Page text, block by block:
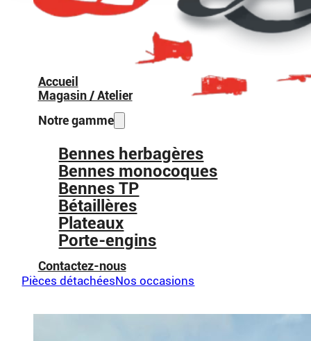
Accueil
Magasin / Atelier
Notre gamme
Bennes herbagères
Bennes monocoques
Bennes TP
Bétaillères
Plateaux
Porte-engins
Contactez-nous
Pièces détachéesNos occasions